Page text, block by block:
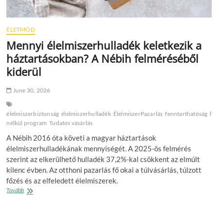
ÉLETMÓD
Mennyi élelmiszerhulladék keletkezik a
háztartásokban? A Nébih felméréséből
kiderül
June 30, 2026
élelmiszerbiztonság élelmiszerhulladék ÉlelmiszerPazarlás fenntarthatóság
nélkül program Tudatos vásárlás
A Nébih 2016 óta követi a magyar háztartások
élelmiszerhulladékának mennyiségét. A 2025-ös felmérés
szerint az elkerülhető hulladék 37,2%-kal csökkent az elmúlt
kilenc évben. Az otthoni pazarlás fő okai a túlvásárlás, túlzott
főzés és az elfeledett élelmiszerek.
TovábbMennyi